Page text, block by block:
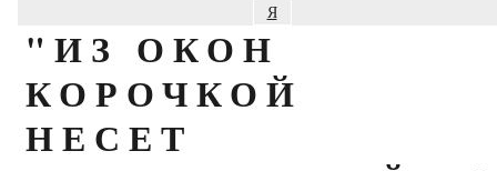
Я
"ИЗ ОКОН
КОРОЧКОЙ
НЕСЕТ